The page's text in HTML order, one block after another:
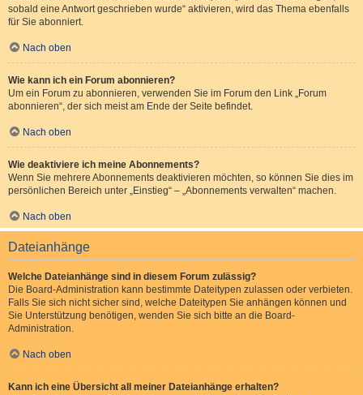
sobald eine Antwort geschrieben wurde“ aktivieren, wird das Thema ebenfalls
für Sie abonniert.
Nach oben
Wie kann ich ein Forum abonnieren?
Um ein Forum zu abonnieren, verwenden Sie im Forum den Link „Forum
abonnieren“, der sich meist am Ende der Seite befindet.
Nach oben
Wie deaktiviere ich meine Abonnements?
Wenn Sie mehrere Abonnements deaktivieren möchten, so können Sie dies im
persönlichen Bereich unter „Einstieg“ – „Abonnements verwalten“ machen.
Nach oben
Dateianhänge
Welche Dateianhänge sind in diesem Forum zulässig?
Die Board-Administration kann bestimmte Dateitypen zulassen oder verbieten.
Falls Sie sich nicht sicher sind, welche Dateitypen Sie anhängen können und
Sie Unterstützung benötigen, wenden Sie sich bitte an die Board-
Administration.
Nach oben
Kann ich eine Übersicht all meiner Dateianhänge erhalten?